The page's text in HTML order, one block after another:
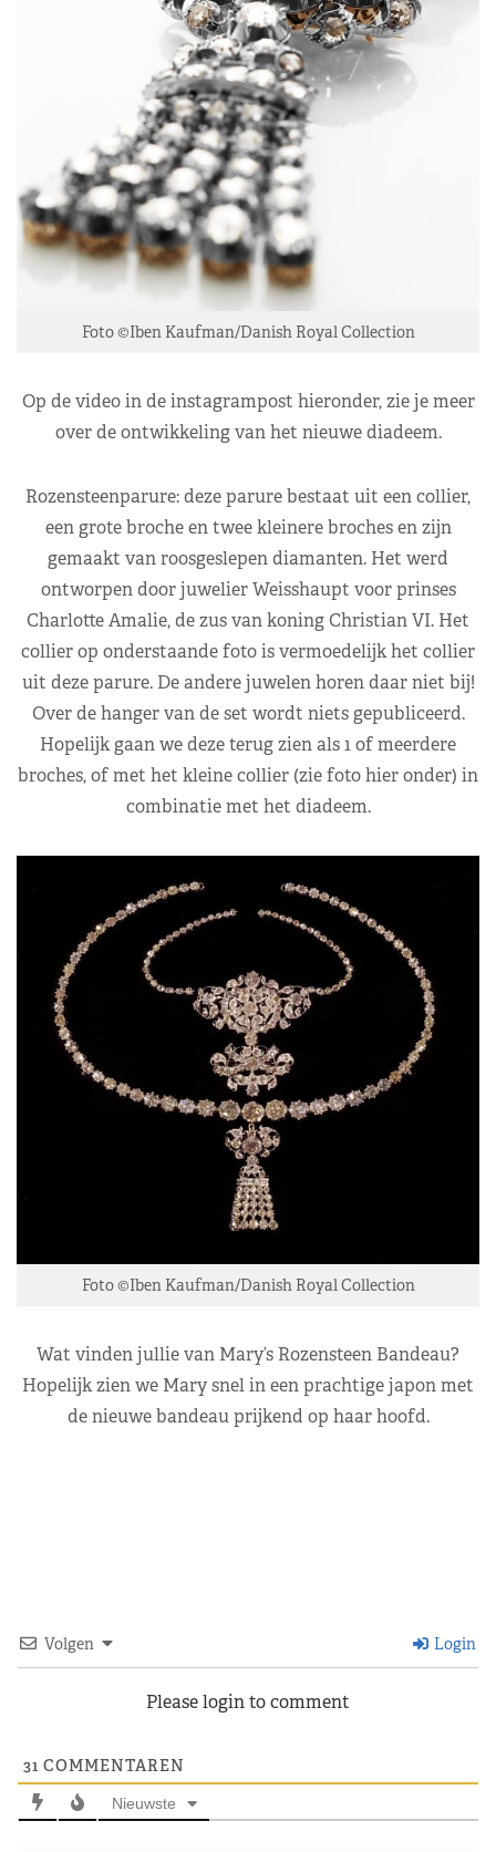
Foto ©Iben Kaufman/Danish Royal Collection
Op de video in de instagrampost hieronder, zie je meer
over de ontwikkeling van het nieuwe diadeem.
Rozensteenparure: deze parure bestaat uit een collier,
een grote broche en twee kleinere broches en zijn
gemaakt van roosgeslepen diamanten. Het werd
ontworpen door juwelier Weisshaupt voor prinses
Charlotte Amalie, de zus van koning Christian VI. Het
collier op onderstaande foto is vermoedelijk het collier
uit deze parure. De andere juwelen horen daar niet bij!
Over de hanger van de set wordt niets gepubliceerd.
Hopelijk gaan we deze terug zien als 1 of meerdere
broches, of met het kleine collier (zie foto hier onder) in
combinatie met het diadeem.
Foto ©Iben Kaufman/Danish Royal Collection
Wat vinden jullie van Mary’s Rozensteen Bandeau?
Hopelijk zien we Mary snel in een prachtige japon met
de nieuwe bandeau prijkend op haar hoofd.
Volgen Login
Please login to comment
31 COMMENTAREN
Nieuwste